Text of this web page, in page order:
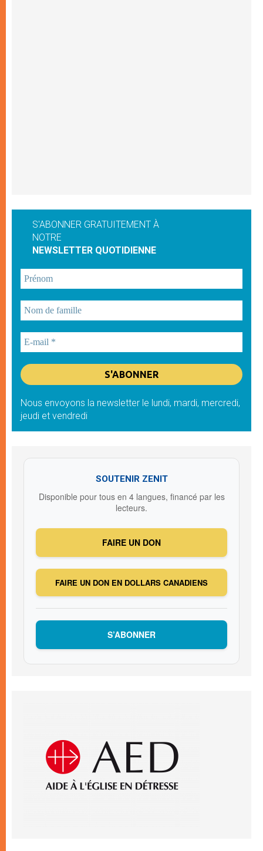
S'ABONNER GRATUITEMENT À
NOTRE
NEWSLETTER QUOTIDIENNE
Nous envoyons la newsletter le lundi, mardi, mercredi,
jeudi et vendredi
SOUTENIR ZENIT
Disponible pour tous en 4 langues, financé par les
lecteurs.
FAIRE UN DON
FAIRE UN DON EN DOLLARS CANADIENS
S’ABONNER